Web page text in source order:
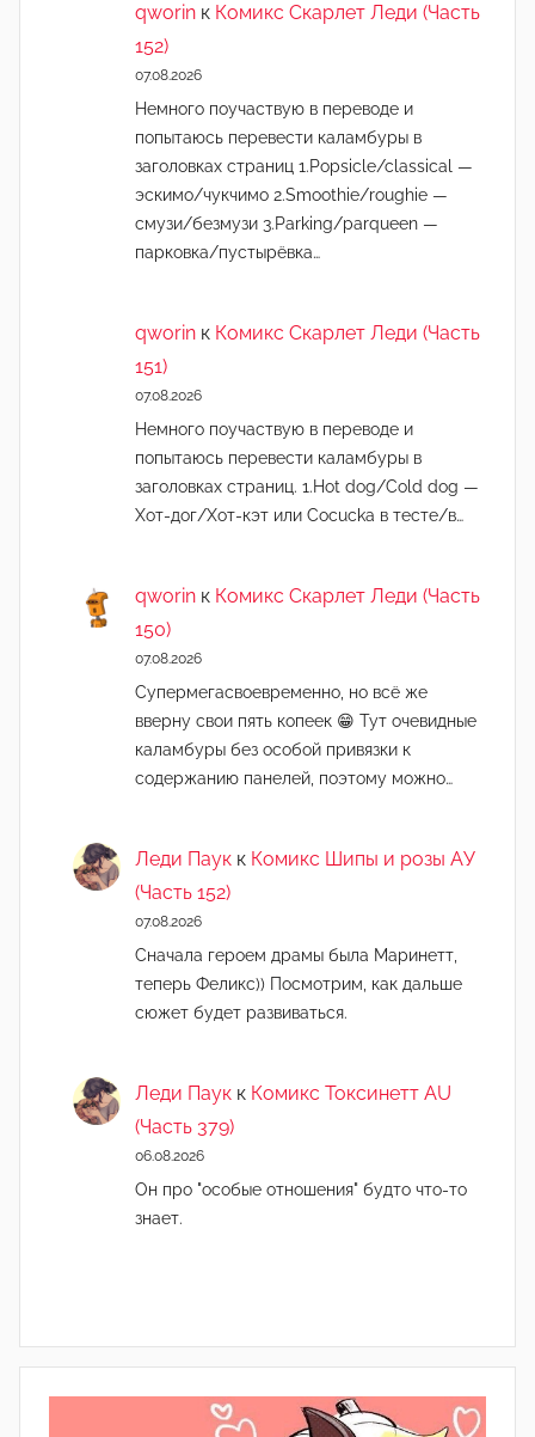
qworin к Комикс Скарлет Леди (Часть
152)
07.08.2026
Немного поучаствую в переводе и
попытаюсь перевести каламбуры в
заголовках страниц 1.Popsicle/classical —
эскимо/чукчимо 2.Smoothie/roughie —
смузи/безмузи 3.Parking/parqueen —
парковка/пустырёвка…
qworin к Комикс Скарлет Леди (Часть
151)
07.08.2026
Немного поучаствую в переводе и
попытаюсь перевести каламбуры в
заголовках страниц. 1.Hot dog/Cold dog —
Хот-дог/Хот-кэт или Cocucka в тесте/в…
qworin к Комикс Скарлет Леди (Часть
150)
07.08.2026
Супермегасвоевременно, но всё же
вверну свои пять копеек 😁 Тут очевидные
каламбуры без особой привязки к
содержанию панелей, поэтому можно…
Леди Паук к Комикс Шипы и розы АУ
(Часть 152)
07.08.2026
Сначала героем драмы была Маринетт,
теперь Феликс)) Посмотрим, как дальше
сюжет будет развиваться.
Леди Паук к Комикс Токсинетт AU
(Часть 379)
06.08.2026
Он про "особые отношения" будто что-то
знает.